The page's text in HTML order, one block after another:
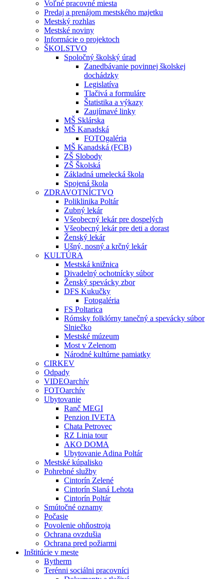
Voľné pracovné miesta
Predaj a prenájom mestského majetku
Mestský rozhlas
Mestské noviny
Informácie o projektoch
ŠKOLSTVO
Spoločný školský úrad
Zanedbávanie povinnej školskej
dochádzky
Legislatíva
Tlačivá a formuláre
Štatistika a výkazy
Zaujímavé linky
MŠ Sklárska
MŠ Kanadská
FOTOgaléria
MŠ Kanadská (FCB)
ZŠ Slobody
ZŠ Školská
Základná umelecká škola
Spojená škola
ZDRAVOTNÍCTVO
Poliklinika Poltár
Zubný lekár
Všeobecný lekár pre dospelých
Všeobecný lekár pre deti a dorast
Ženský lekár
Ušný, nosný a krčný lekár
KULTÚRA
Mestská knižnica
Divadelný ochotnícky súbor
Ženský spevácky zbor
DFS Kukučky
Fotogaléria
FS Poltarica
Rómsky folklórny tanečný a spevácky súbor
Slniečko
Mestské múzeum
Most v Zelenom
Národné kultúrne pamiatky
CIRKEV
Odpady
VIDEOarchív
FOTOarchív
Ubytovanie
Ranč MEGI
Penzion IVETA
Chata Petrovec
RZ Linia tour
AKO DOMA
Ubytovanie Adina Poltár
Mestské kúpalisko
Pohrebné služby
Cintorín Zelené
Cintorín Slaná Lehota
Cintorín Poltár
Smútočné oznamy
Počasie
Povolenie ohňostroja
Ochrana ovzdušia
Ochrana pred požiarmi
Inštitúcie v meste
Bytherm
Terénni sociálni pracovníci